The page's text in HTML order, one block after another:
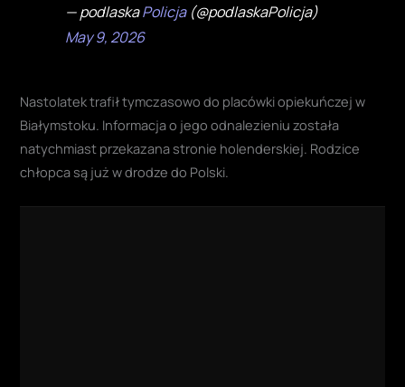
— podlaskaPolicja(@podlaskaPolicja)
May 9, 2026
Nastolatek trafił tymczasowo do placówki opiekuńczej w
Białymstoku. Informacja o jego odnalezieniu została
natychmiast przekazana stronie holenderskiej. Rodzice
chłopca są już w drodze do Polski.